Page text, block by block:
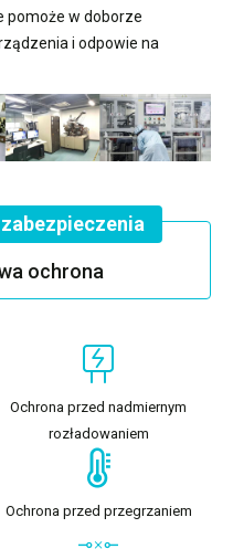
pomoże w doborze
i odpowie na
ochrona
Ochrona przed nadmiernym
rozładowaniem
Ochrona przed przegrzaniem